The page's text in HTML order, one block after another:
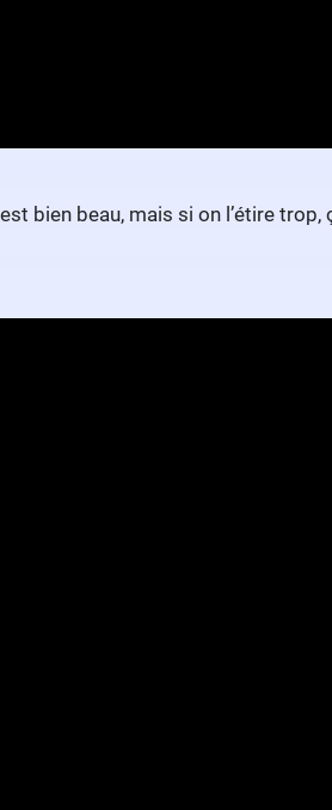
beau, mais si on l’étire